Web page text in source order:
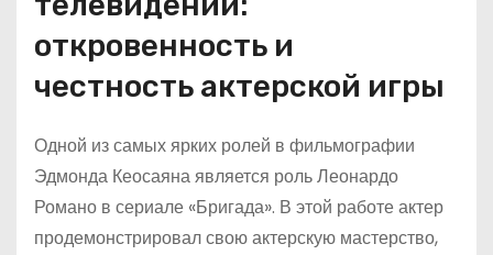
откровенность и
честность актерской игры
Одной из самых ярких ролей в фильмографии
Эдмонда Кеосаяна является роль Леонардо
Романо в сериале «Бригада». В этой работе актер
продемонстрировал свою актерскую мастерство,